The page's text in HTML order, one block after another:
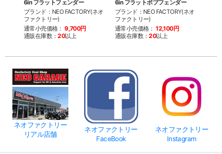
6in フラットフェンダー
ブランド：NEO FACTORY(ネオ
ファクトリー)
通常小売価格： 9,700円
通販在庫数：20以上
6in フラットボブフェンダー
ブランド：NEO FACTORY(ネオ
ファクトリー)
通常小売価格： 12,100円
通販在庫数：20以上
ネオファクトリー
リアル店舗
ネオファクトリー
FaceBook
ネオファクトリー
Instagram